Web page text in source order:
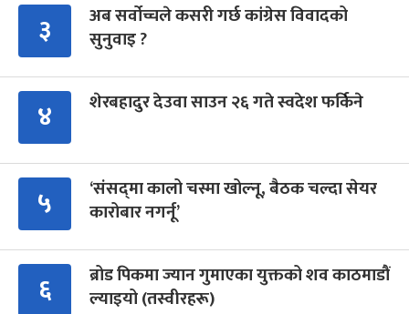
३
अब सर्वोच्चले कसरी गर्छ कांग्रेस विवादको
सुनुवाइ ?
४ शेरबहादुर देउवा साउन २६ गते स्वदेश फर्किने
५
‘संसद्‍मा कालो चस्मा खोल्नू, बैठक चल्दा सेयर
कारोबार नगर्नू’
६
ब्रोड पिकमा ज्यान गुमाएका युक्तको शव काठमाडौं
ल्याइयो (तस्वीरहरू)